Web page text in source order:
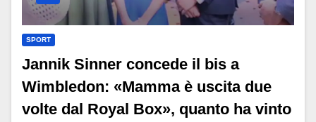
SPORT
Jannik Sinner concede il bis a
Wimbledon: «Mamma è uscita due
volte dal Royal Box», quanto ha vinto